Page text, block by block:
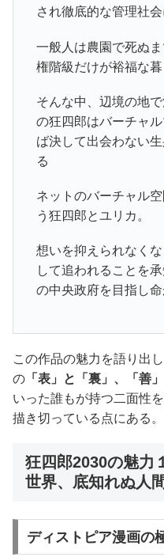
され徹底的な管理社会
一般人は農園で死ぬ
権階級だけが裕福な暮
そんな中、辺境の地
の狂四郎はバーチャ
ば決して出会わない
る
ネットのバーチャル
う狂四郎とユリカ。
想いを抑えられなく
して追われることを
の中央政府を目指し
この作品の魅力を語り出
の 「表」と「裏」、「善
いった誰もが持つ二面性
描き切っている点にある。
狂四郎2030の魅力
世界、底知れぬ人
ディストピア漫画の